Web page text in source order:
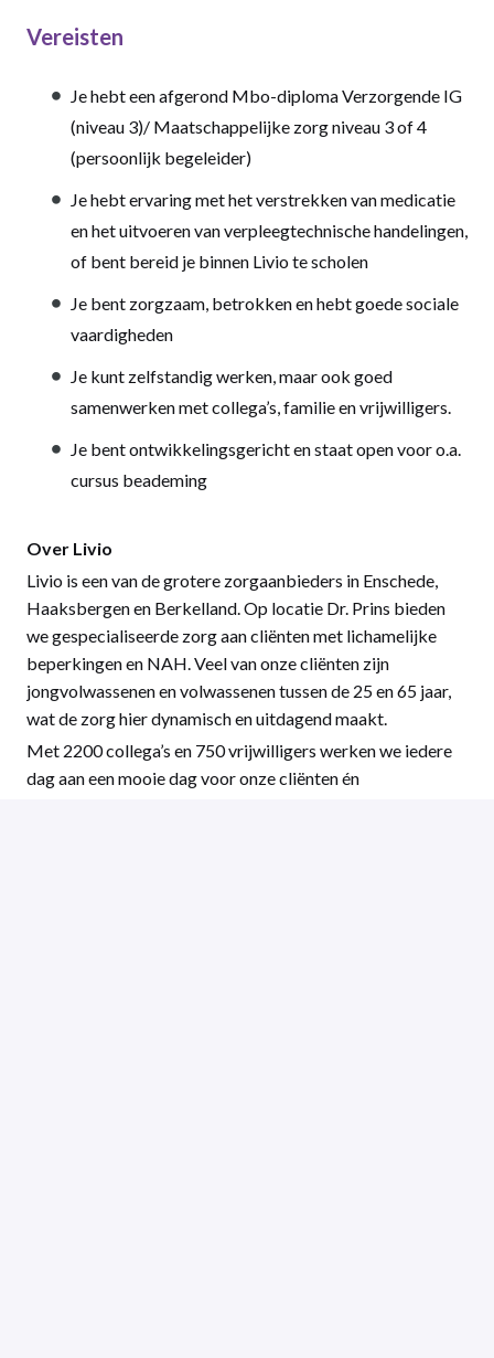
Vereisten
Je hebt een afgerond Mbo-diploma Verzorgende IG
(niveau 3)/ Maatschappelijke zorg niveau 3 of 4
(persoonlijk begeleider)
Je hebt ervaring met het verstrekken van medicatie
en het uitvoeren van verpleegtechnische handelingen,
of bent bereid je binnen Livio te scholen
Je bent zorgzaam, betrokken en hebt goede sociale
vaardigheden
Je kunt zelfstandig werken, maar ook goed
samenwerken met collega’s, familie en vrijwilligers.
Je bent ontwikkelingsgericht en staat open voor o.a.
cursus beademing
Over Livio
Livio is een van de grotere zorgaanbieders in Enschede,
Haaksbergen en Berkelland. Op locatie Dr. Prins bieden
we gespecialiseerde zorg aan cliënten met lichamelijke
beperkingen en NAH. Veel van onze cliënten zijn
jongvolwassenen en volwassenen tussen de 25 en 65 jaar,
wat de zorg hier dynamisch en uitdagend maakt.
Met 2200 collega’s en 750 vrijwilligers werken we iedere
dag aan een mooie dag voor onze cliënten én